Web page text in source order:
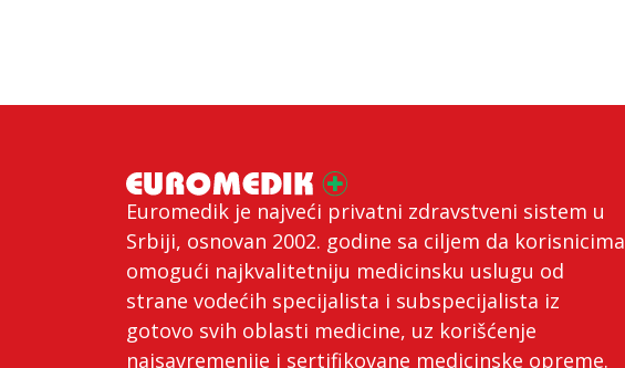
Euromedik je najveći privatni zdravstveni sistem u
Srbiji, osnovan 2002. godine sa ciljem da korisnicima
omogući najkvalitetniju medicinsku uslugu od
strane vodećih specijalista i subspecijalista iz
gotovo svih oblasti medicine, uz korišćenje
najsavremenije i sertifikovane medicinske opreme.